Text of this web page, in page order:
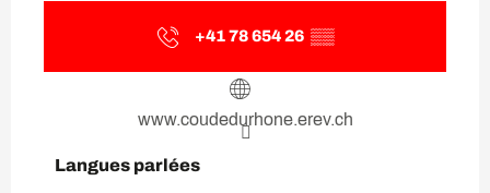
+41 78 654 26 ▒▒
www.coudedurhone.erev.ch
Langues parlées
Langues parlées